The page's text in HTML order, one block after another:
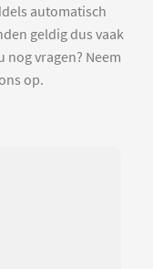
automatisch
geldig dus vaak
vragen? Neem
op.